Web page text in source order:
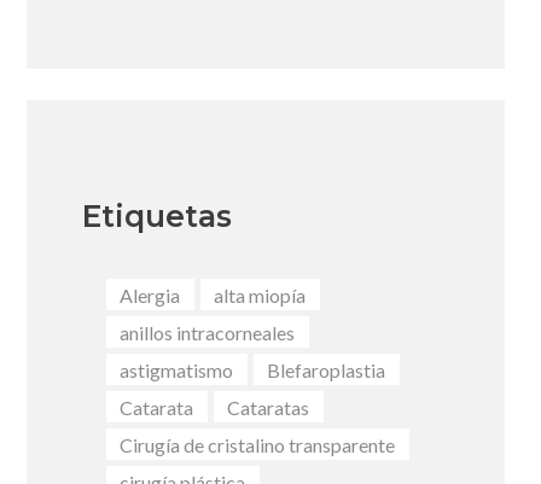
Etiquetas
Alergia
alta miopía
anillos intracorneales
astigmatismo
Blefaroplastia
Catarata
Cataratas
Cirugía de cristalino transparente